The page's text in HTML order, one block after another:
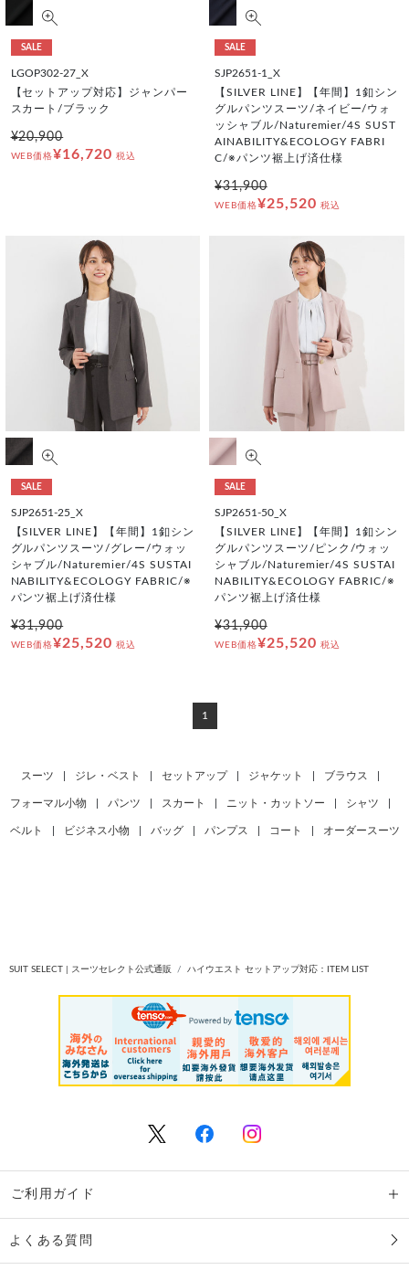
SALE
LGOP302-27_X
【セットアップ対応】ジャンパー
スカート/ブラック
¥20,900
WEB価格¥16,720 税込
SALE
SJP2651-1_X
【SILVER LINE】【年間】1釦シン
グルパンツスーツ/ネイビー/ウォ
ッシャブル/Naturemier/4S SUST
AINABILITY&ECOLOGY FABRI
C/※パンツ裾上げ済仕様
¥31,900
WEB価格¥25,520 税込
SALE
SJP2651-25_X
【SILVER LINE】【年間】1釦シン
グルパンツスーツ/グレー/ウォッ
シャブル/Naturemier/4S SUSTAI
NABILITY&ECOLOGY FABRIC/※
パンツ裾上げ済仕様
¥31,900
WEB価格¥25,520 税込
SALE
SJP2651-50_X
【SILVER LINE】【年間】1釦シン
グルパンツスーツ/ピンク/ウォッ
シャブル/Naturemier/4S SUSTAI
NABILITY&ECOLOGY FABRIC/※
パンツ裾上げ済仕様
¥31,900
WEB価格¥25,520 税込
1
スーツ ジレ・ベスト セットアップ ジャケット ブラウス
フォーマル小物 パンツ スカート ニット・カットソー シャツ
ベルト ビジネス小物 バッグ パンプス コート オーダースーツ
SUIT SELECT | スーツセレクト公式通販 ハイウエスト セットアップ対応：ITEM LIST
ご利用ガイド
よくある質問